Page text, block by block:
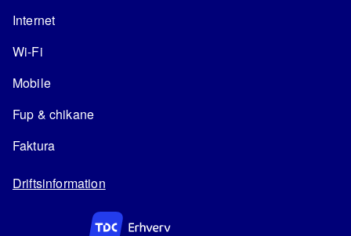
Internet
Wi-Fi
Mobile
Fup & chikane
Faktura
Driftsinformation